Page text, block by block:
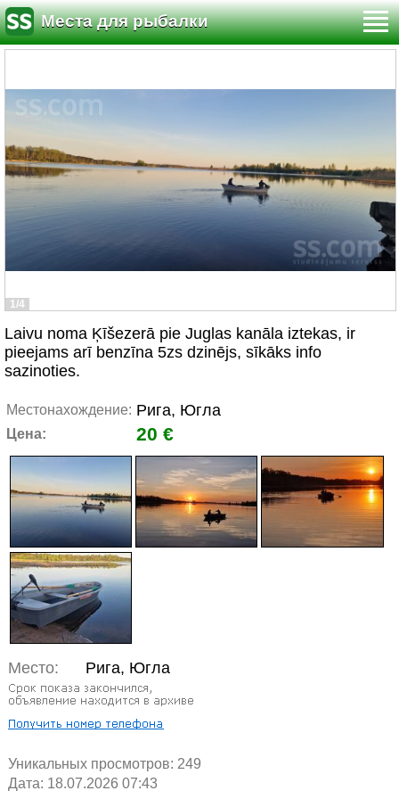
Места для рыбалки
1/4
Laivu noma Ķīšezerā pie Juglas kanāla iztekas, ir
pieejams arī benzīna 5zs dzinējs, sīkāks info
sazinoties.
Местонахождение: Рига, Югла
Цена: 20 €
Место: Рига, Югла
Уникальных просмотров: 249
Дата: 18.07.2026 07:43